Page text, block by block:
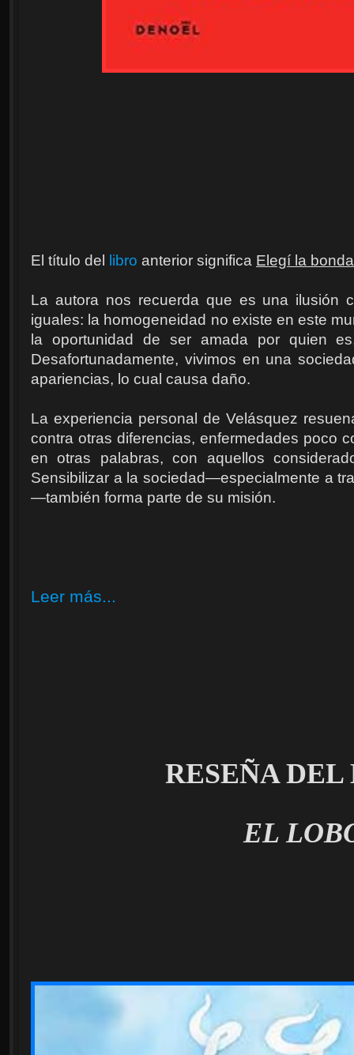
El título del libro anterior significa Elegí la
La autora nos recuerda que es una ilusión
iguales: la homogeneidad no existe en este
la oportunidad de ser amada por quien
Desafortunadamente, vivimos en una
apariencias, lo cual causa daño.
La experiencia personal de Velásquez
contra otras diferencias, enfermedades poco
en otras palabras, con aquellos
Sensibilizar a la sociedad—especialmente a
—también forma parte de su misión.
Leer más...
RESEÑA
EL